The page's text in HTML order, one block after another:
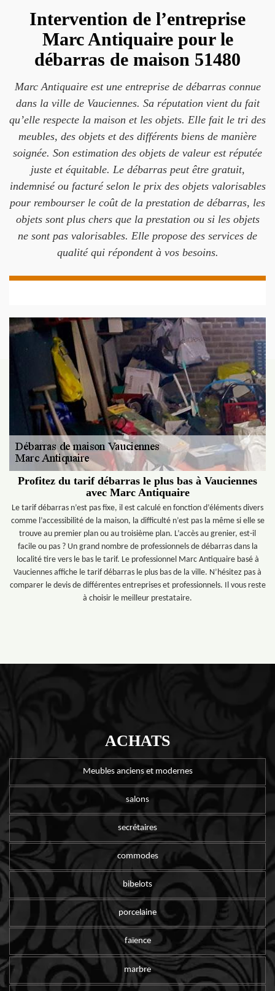
Intervention de l’entreprise
Marc Antiquaire pour le
débarras de maison 51480
Marc Antiquaire est une entreprise de débarras connue
dans la ville de Vauciennes. Sa réputation vient du fait
qu’elle respecte la maison et les objets. Elle fait le tri des
meubles, des objets et des différents biens de manière
soignée. Son estimation des objets de valeur est réputée
juste et équitable. Le débarras peut être gratuit,
indemnisé ou facturé selon le prix des objets valorisables
pour rembourser le coût de la prestation de débarras, les
objets sont plus chers que la prestation ou si les objets
ne sont pas valorisables. Elle propose des services de
qualité qui répondent à vos besoins.
Profitez du tarif débarras le plus bas à Vauciennes
avec Marc Antiquaire
Le tarif débarras n’est pas fixe, il est calculé en fonction d’éléments divers
comme l’accessibilité de la maison, la difficulté n’est pas la même si elle se
trouve au premier plan ou au troisième plan. L’accès au grenier, est-il
facile ou pas ? Un grand nombre de professionnels de débarras dans la
localité tire vers le bas le tarif. Le professionnel Marc Antiquaire basé à
Vauciennes affiche le tarif débarras le plus bas de la ville. N’hésitez pas à
comparer le devis de différentes entreprises et professionnels. Il vous reste
à choisir le meilleur prestataire.
ACHATS
Meubles anciens et modernes
salons
secrétaires
commodes
bibelots
porcelaine
faïence
marbre